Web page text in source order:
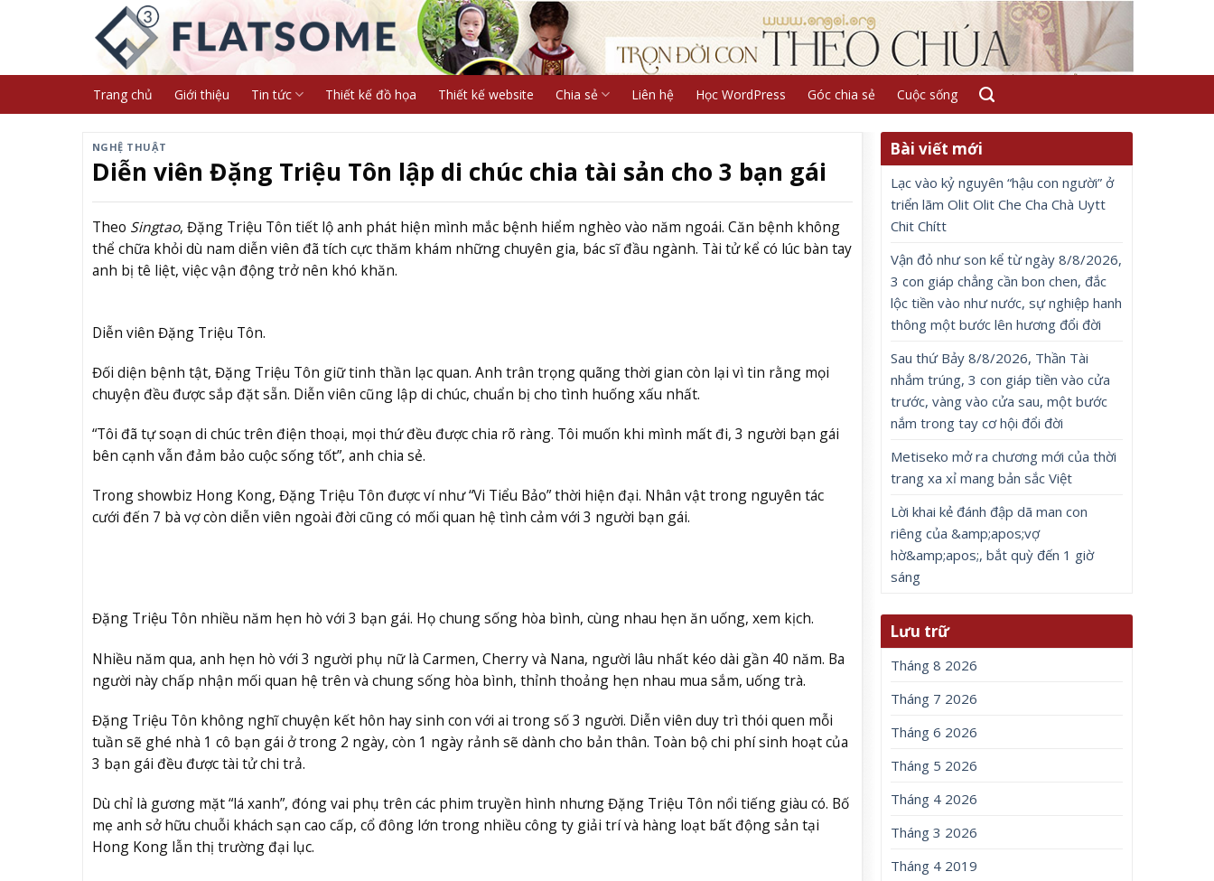
Trang chủ Giới thiệu Tin tức Thiết kế đồ họa Thiết kế website Chia sẻ Liên hệ Học WordPress Góc chia sẻ Cuộc sống
NGHỆ THUẬT
Diễn viên Đặng Triệu Tôn lập di chúc chia tài sản cho 3 bạn gái
Theo Singtao, Đặng Triệu Tôn tiết lộ anh phát hiện mình mắc bệnh hiểm nghèo vào năm ngoái. Căn bệnh không
thể chữa khỏi dù nam diễn viên đã tích cực thăm khám những chuyên gia, bác sĩ đầu ngành. Tài tử kể có lúc bàn tay
anh bị tê liệt, việc vận động trở nên khó khăn.
Diễn viên Đặng Triệu Tôn.
Đối diện bệnh tật, Đặng Triệu Tôn giữ tinh thần lạc quan. Anh trân trọng quãng thời gian còn lại vì tin rằng mọi
chuyện đều được sắp đặt sẵn. Diễn viên cũng lập di chúc, chuẩn bị cho tình huống xấu nhất.
“Tôi đã tự soạn di chúc trên điện thoại, mọi thứ đều được chia rõ ràng. Tôi muốn khi mình mất đi, 3 người bạn gái
bên cạnh vẫn đảm bảo cuộc sống tốt”, anh chia sẻ.
Trong showbiz Hong Kong, Đặng Triệu Tôn được ví như “Vi Tiểu Bảo” thời hiện đại. Nhân vật trong nguyên tác
cưới đến 7 bà vợ còn diễn viên ngoài đời cũng có mối quan hệ tình cảm với 3 người bạn gái.
Đặng Triệu Tôn nhiều năm hẹn hò với 3 bạn gái. Họ chung sống hòa bình, cùng nhau hẹn ăn uống, xem kịch.
Nhiều năm qua, anh hẹn hò với 3 người phụ nữ là Carmen, Cherry và Nana, người lâu nhất kéo dài gần 40 năm. Ba
người này chấp nhận mối quan hệ trên và chung sống hòa bình, thỉnh thoảng hẹn nhau mua sắm, uống trà.
Đặng Triệu Tôn không nghĩ chuyện kết hôn hay sinh con với ai trong số 3 người. Diễn viên duy trì thói quen mỗi
tuần sẽ ghé nhà 1 cô bạn gái ở trong 2 ngày, còn 1 ngày rảnh sẽ dành cho bản thân. Toàn bộ chi phí sinh hoạt của
3 bạn gái đều được tài tử chi trả.
Dù chỉ là gương mặt “lá xanh”, đóng vai phụ trên các phim truyền hình nhưng Đặng Triệu Tôn nổi tiếng giàu có. Bố
mẹ anh sở hữu chuỗi khách sạn cao cấp, cổ đông lớn trong nhiều công ty giải trí và hàng loạt bất động sản tại
Hong Kong lẫn thị trường đại lục.
Bài viết mới
Lạc vào kỷ nguyên “hậu con người” ở
triển lãm Olit Olit Che Cha Chà Uytt
Chit Chítt
Vận đỏ như son kể từ ngày 8/8/2026,
3 con giáp chẳng cần bon chen, đắc
lộc tiền vào như nước, sự nghiệp hanh
thông một bước lên hương đổi đời
Sau thứ Bảy 8/8/2026, Thần Tài
nhắm trúng, 3 con giáp tiền vào cửa
trước, vàng vào cửa sau, một bước
nắm trong tay cơ hội đổi đời
Metiseko mở ra chương mới của thời
trang xa xỉ mang bản sắc Việt
Lời khai kẻ đánh đập dã man con
riêng của &amp;apos;vợ
hờ&amp;apos;, bắt quỳ đến 1 giờ
sáng
Lưu trữ
Tháng 8 2026
Tháng 7 2026
Tháng 6 2026
Tháng 5 2026
Tháng 4 2026
Tháng 3 2026
Tháng 4 2019